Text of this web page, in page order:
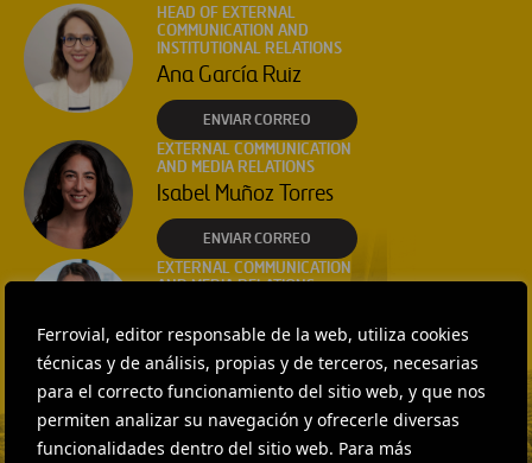
Ferrovial, editor responsable de la web, utiliza cookies
técnicas y de análisis, propias y de terceros, necesarias
para el correcto funcionamiento del sitio web, y que nos
permiten analizar su navegación y ofrecerle diversas
funcionalidades dentro del sitio web. Para más
HEAD OF EXTERNAL
COMMUNICATION AND
INSTITUTIONAL RELATIONS
Ana García Ruiz
ENVIAR CORREO
EXTERNAL COMMUNICATION
AND MEDIA RELATIONS
Isabel Muñoz Torres
ENVIAR CORREO
EXTERNAL COMMUNICATION
AND MEDIA RELATIONS
Vargas
ENVIAR CORREO